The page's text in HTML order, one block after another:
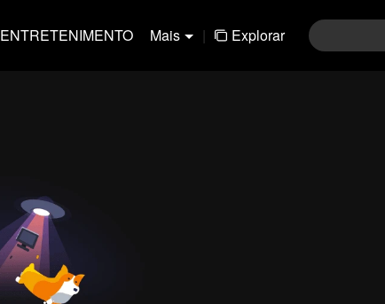
ENTRETENIMENTO Mais | Explorar